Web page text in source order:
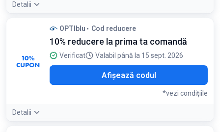
Detalii
Detaliile ofertei: Abonează-te în subsolul paginii pentru a
primi codul de reducere pe e-mail instantaneu
Valabil exclusiv pentru prima achiziție a clienților noi
10%
CUPON
OPTIblu Cod reducere
10% reducere la prima ta comandă
Verificat Valabil până la 15 sept. 2026
Afișează codul
*vezi condițiile
Detalii